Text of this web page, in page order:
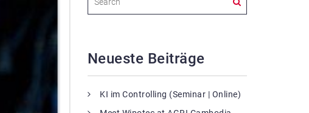
Neueste Beiträge
KI im Controlling (Seminar | Online)